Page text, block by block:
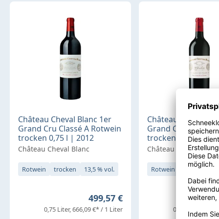
Château Cheval Blanc 1er
Grand Cru Classé A Rotwein
trocken 0,75 l | 2012
Château Cheval Blanc
Rotwein trocken 13,5 % vol.
Regulärer Preis:
499,57 €
0,75 Liter 666,09 €* / 1 Liter
Château Cheval
Grand Cru Classé
trocken 0,75 l |
Château Cheval Blanc
Rotwein trocken
0,75 Liter